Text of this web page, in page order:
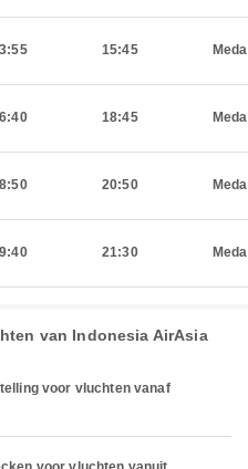
15:45
18:45
20:50
21:30
van Indonesia AirAsia
voor vluchten vanaf